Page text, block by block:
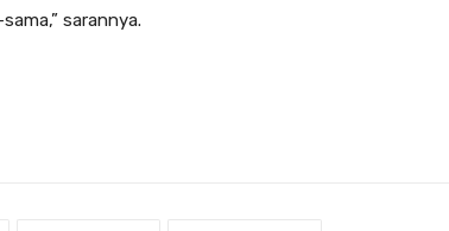
sarannya.